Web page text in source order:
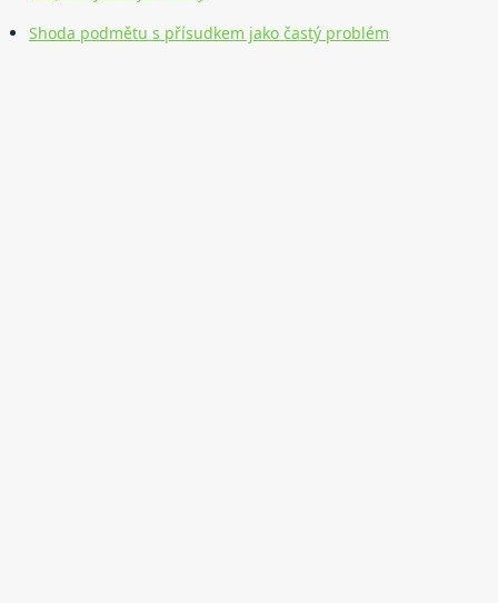
Shoda podmětu s přísudkem jako častý problém